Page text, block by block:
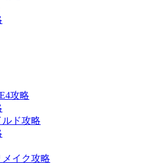
攻略
ド攻略
イク攻略